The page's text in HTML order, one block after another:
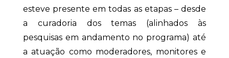
esteve presente em todas as etapas – desde
a curadoria dos temas (alinhados às
pesquisas em andamento no programa) até
a atuação como moderadores, monitores e